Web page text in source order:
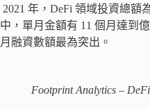
2021 年，DeFi 領域投資總額
中，單月金額有 11 個月達到
月融資數額最為突出。
Footprint Analytics –